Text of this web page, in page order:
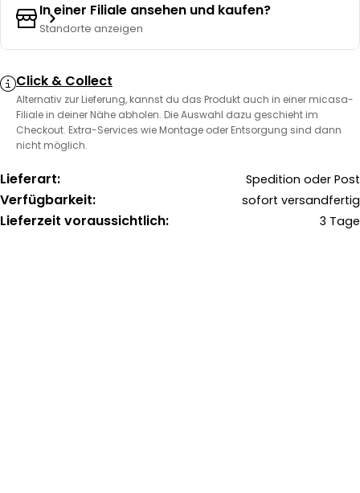
In einer Filiale ansehen und kaufen?
Standorte anzeigen
Click & Collect
Alternativ zur Lieferung, kannst du das Produkt auch in einer micasa-
Filiale in deiner Nähe abholen. Die Auswahl dazu geschieht im
Checkout. Extra-Services wie Montage oder Entsorgung sind dann
nicht möglich.
Lieferart: Spedition oder Post
Verfügbarkeit: sofort versandfertig
Lieferzeit voraussichtlich: 3 Tage